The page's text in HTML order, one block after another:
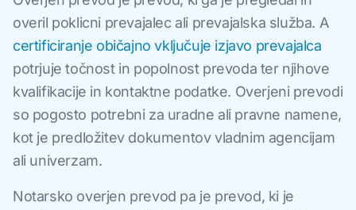
overil poklicni prevajalec ali prevajalska služba. A
certificiranje običajno vključuje izjavo prevajalca
potrjuje točnost in popolnost prevoda ter njihove
kvalifikacije in kontaktne podatke. Overjeni prevodi
so pogosto potrebni za uradne ali pravne namene,
kot je predložitev dokumentov vladnim agencijam
ali univerzam.
Notarsko overjen prevod pa je prevod, ki je